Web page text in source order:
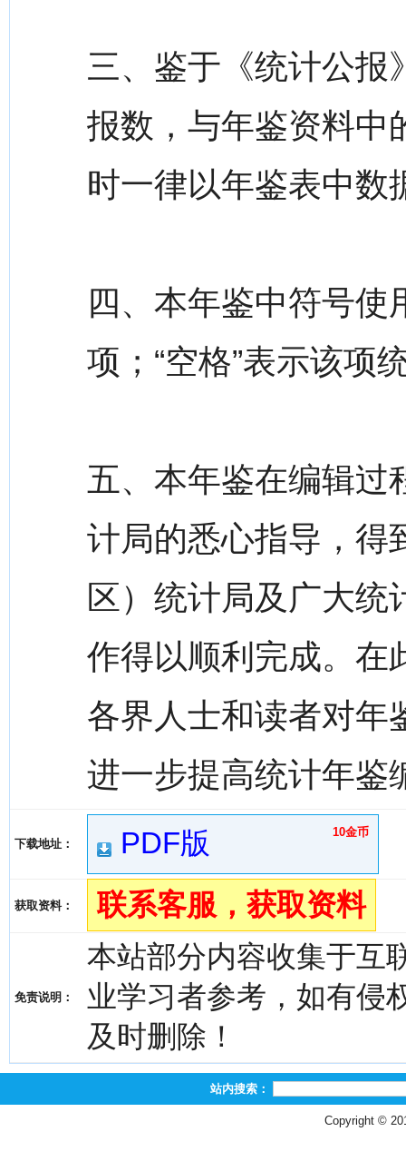
三、鉴于《统计公报
报数，与年鉴资料中
时一律以年鉴表中数
四、本年鉴中符号使
项；“空格”表示该项
五、本年鉴在编辑过
计局的悉心指导，得
区）统计局及广大
作得以顺利完成。在
各界人士和读者对年
进一步提高统计年鉴
下载地址： PDF版 10金币
获取资料： 联系客服，获取资料
免责说明：
本站部分内容收集于互
业学习者参考，如有侵
及时删除！
站内搜索：
Copyright ©